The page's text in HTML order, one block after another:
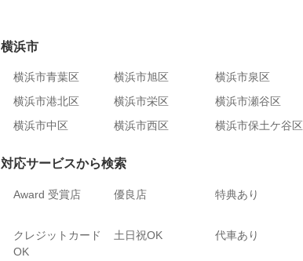
横浜市
横浜市青葉区 横浜市旭区 横浜市泉区
横浜市港北区
横浜市栄区 横浜市瀬谷区
横浜市中区
横浜市西区 横浜市保土ケ谷区
対応サービスから検索
Award 受賞店 優良店 特典あり
クレジットカード
OK
土日祝OK 代車あり